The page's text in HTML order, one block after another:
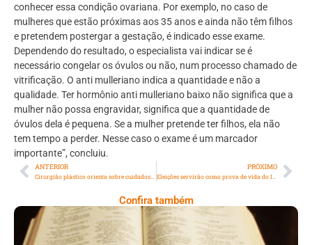
conhecer essa condição ovariana. Por exemplo, no caso de
mulheres que estão próximas aos 35 anos e ainda não têm filhos
e pretendem postergar a gestação, é indicado esse exame.
Dependendo do resultado, o especialista vai indicar se é
necessário congelar os óvulos ou não, num processo chamado de
vitrificação. O anti mulleriano indica a quantidade e não a
qualidade. Ter hormônio anti mulleriano baixo não significa que a
mulher não possa engravidar, significa que a quantidade de
óvulos dela é pequena. Se a mulher pretende ter filhos, ela não
tem tempo a perder. Nesse caso o exame é um marcador
importante”, concluiu.
ANTERIOR PRÓXIMO
Eleições servirão como prova de vida do INSS
Confira também